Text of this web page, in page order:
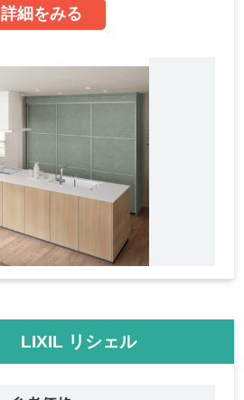
詳細をみる
LIXIL リシェル